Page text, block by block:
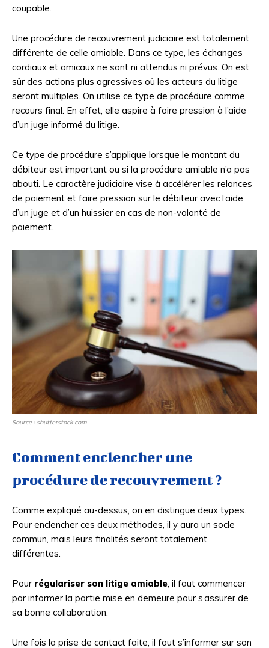
coupable.
Une procédure de recouvrement judiciaire est totalement
différente de celle amiable. Dans ce type, les échanges
cordiaux et amicaux ne sont ni attendus ni prévus. On est
sûr des actions plus agressives où les acteurs du litige
seront multiples. On utilise ce type de procédure comme
recours final. En effet, elle aspire à faire pression à l’aide
d’un juge informé du litige.
Ce type de procédure s’applique lorsque le montant du
débiteur est important ou si la procédure amiable n’a pas
abouti. Le caractère judiciaire vise à accélérer les relances
de paiement et faire pression sur le débiteur avec l’aide
d’un juge et d’un huissier en cas de non-volonté de
paiement.
Source : shutterstock.com
Comment enclencher une
procédure de recouvrement ?
Comme expliqué au-dessus, on en distingue deux types.
Pour enclencher ces deux méthodes, il y aura un socle
commun, mais leurs finalités seront totalement
différentes.
Pour régulariser son litige amiable , il faut commencer
par informer la partie mise en demeure pour s’assurer de
sa bonne collaboration.
Une fois la prise de contact faite, il faut s’informer sur son